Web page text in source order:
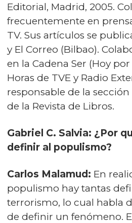
Editorial, Madrid, 2005.
frecuentemente en
TV. Sus artículos se
y El Correo (Bilbao).
en la Cadena Ser (Hoy
Horas de TVE y Radio
responsable de la
de la Revista de Libros.
Gabriel C. Salvia: ¿Por
definir al populismo?
Carlos Malamud: En
populismo hay tantas
terrorismo, lo cual habla
de definir un fenómeno.